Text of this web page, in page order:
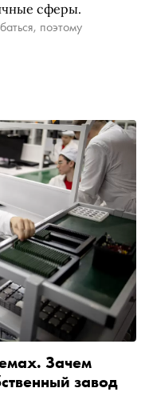
сферы.
поэтому
Зачем
завод